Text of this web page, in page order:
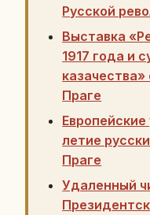
Русской
Выставка
1917 года и
Праге
летие
Праге
Удаленный